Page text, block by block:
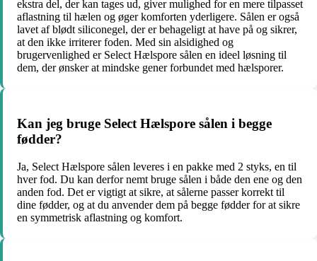
ekstra del, der kan tages ud, giver mulighed for en mere tilpasset
aflastning til hælen og øger komforten yderligere. Sålen er også
lavet af blødt siliconegel, der er behageligt at have på og sikrer,
at den ikke irriterer foden. Med sin alsidighed og
brugervenlighed er Select Hælspore sålen en ideel løsning til
dem, der ønsker at mindske gener forbundet med hælsporer.
Kan jeg bruge Select Hælspore sålen i begge
fødder?
Ja, Select Hælspore sålen leveres i en pakke med 2 styks, en til
hver fod. Du kan derfor nemt bruge sålen i både den ene og den
anden fod. Det er vigtigt at sikre, at sålerne passer korrekt til
dine fødder, og at du anvender dem på begge fødder for at sikre
en symmetrisk aflastning og komfort.